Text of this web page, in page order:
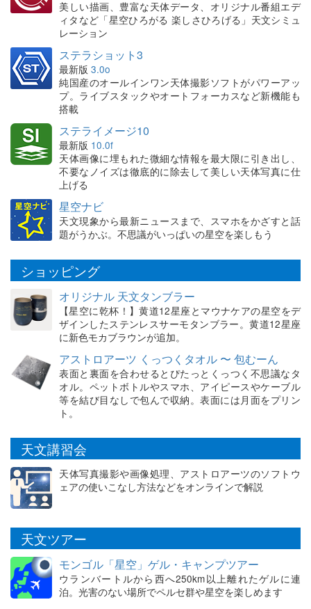
美しい描画、豊富な天体データ、オリジナル番組エデ
ィタなど「星空ひろがる 楽しさひろげる」天文シミュ
レーション
ステラショット3
最新版 3.0o
純国産のオールインワン天体撮影ソフトがパワーアッ
プ。ライブスタックやオートフォーカスなど新機能も
搭載
ステライメージ10
最新版 10.0f
天体画像に埋もれた微細な情報を最大限に引き出し、
不要なノイズは徹底的に除去して美しい天体写真に仕
上げる
星空ナビ
天文現象から最新ニュースまで、スマホをかざすと話
題がうかぶ。不思議がいっぱいの星空を楽しもう
ショッピング
オリジナル 天文タンブラー
【星空に乾杯！】黄道12星座とマウナケアの星空をデ
ザインしたステンレスサーモタンブラー。黄道12星座
に新色モカブラウンが追加。
アストロアーツ くっつくタオル 〜 包むーん
表面と裏面を合わせるとぴたっとくっつく不思議なタ
オル。ペットボトルやスマホ、アイピースやケーブル
等を結び目なしで包んで収納。表面には月面をプリン
ト。
天文講習会
天体写真撮影や画像処理、アストロアーツのソフトウ
ェアの使いこなし方法などをオンラインで解説
天文ツアー
モンゴル「星空」ゲル・キャンプツアー
ウランバートルから西へ250km以上離れたゲルに連
泊。光害のない場所でペルセ群や星空を楽しめます